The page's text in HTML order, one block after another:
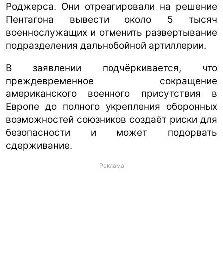
Роджерса. Они отреагировали на решение
Пентагона вывести около 5 тысяч
военнослужащих и отменить развертывание
подразделения дальнобойной артиллерии.
В заявлении подчёркивается, что
преждевременное сокращение
американского военного присутствия в
Европе до полного укрепления оборонных
возможностей союзников создаёт риски для
безопасности и может подорвать
сдерживание.
Реклама